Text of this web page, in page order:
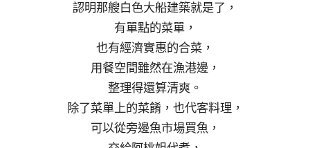
認明那艘白色大船建築就是了，
有單點的菜單，
也有經濟實惠的合菜，
用餐空間雖然在漁港邊，
整理得還算清爽。
除了菜單上的菜餚，也代客料理，
可以從旁邊魚市場買魚，